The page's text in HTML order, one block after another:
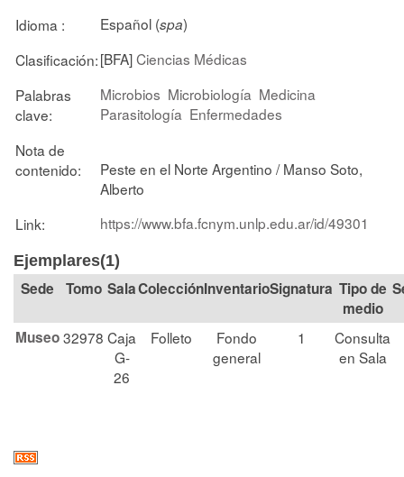
Idioma :
Español (spa)
Clasificación:[BFA]Ciencias Médicas
Palabras
clave:
Microbios Microbiología Medicina
Parasitología Enfermedades
Nota de
contenido:
Peste en el Norte Argentino / Manso Soto,
Alberto
Link:
https://www.bfa.fcnym.unlp.edu.ar/id/49301
Ejemplares(1)
Tomo SalaColección Signatura Tipo de
medio
Museo32978 Caja
G-
26
Folleto
Fondo
general
1
Consulta
en Sala